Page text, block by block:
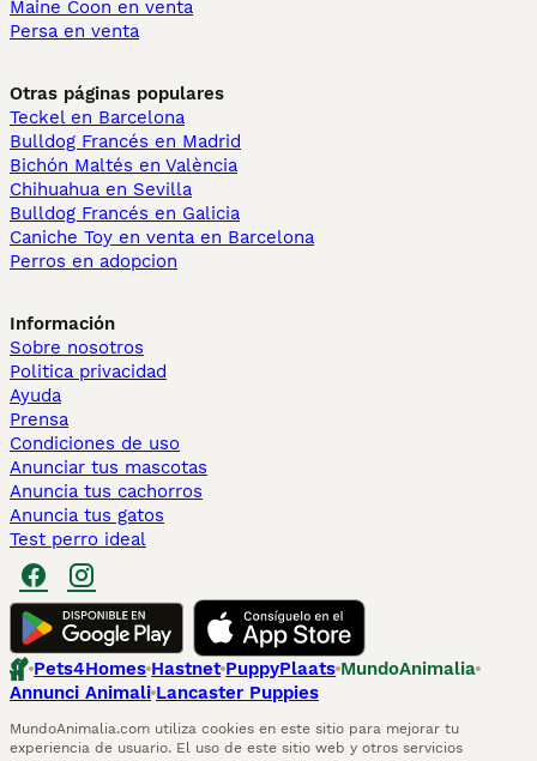
Maine Coon en venta
Persa en venta
Otras páginas populares
Teckel en Barcelona
Bulldog Francés en Madrid
Bichón Maltés en València
Chihuahua en Sevilla
Bulldog Francés en Galicia
Caniche Toy en venta en Barcelona
Perros en adopcion
Información
Sobre nosotros
Politica privacidad
Ayuda
Prensa
Condiciones de uso
Anunciar tus mascotas
Anuncia tus cachorros
Anuncia tus gatos
Test perro ideal
Pets4Homes Hastnet PuppyPlaats MundoAnimalia
Annunci Animali Lancaster Puppies
MundoAnimalia.com utiliza cookies en este sitio para mejorar tu
experiencia de usuario. El uso de este sitio web y otros servicios